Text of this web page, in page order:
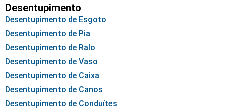
Desentupimento
Desentupimento de Esgoto
Desentupimento de Pia
Desentupimento de Ralo
Desentupimento de Vaso
Desentupimento de Caixa
Desentupimento de Canos
Desentupimento de Conduítes